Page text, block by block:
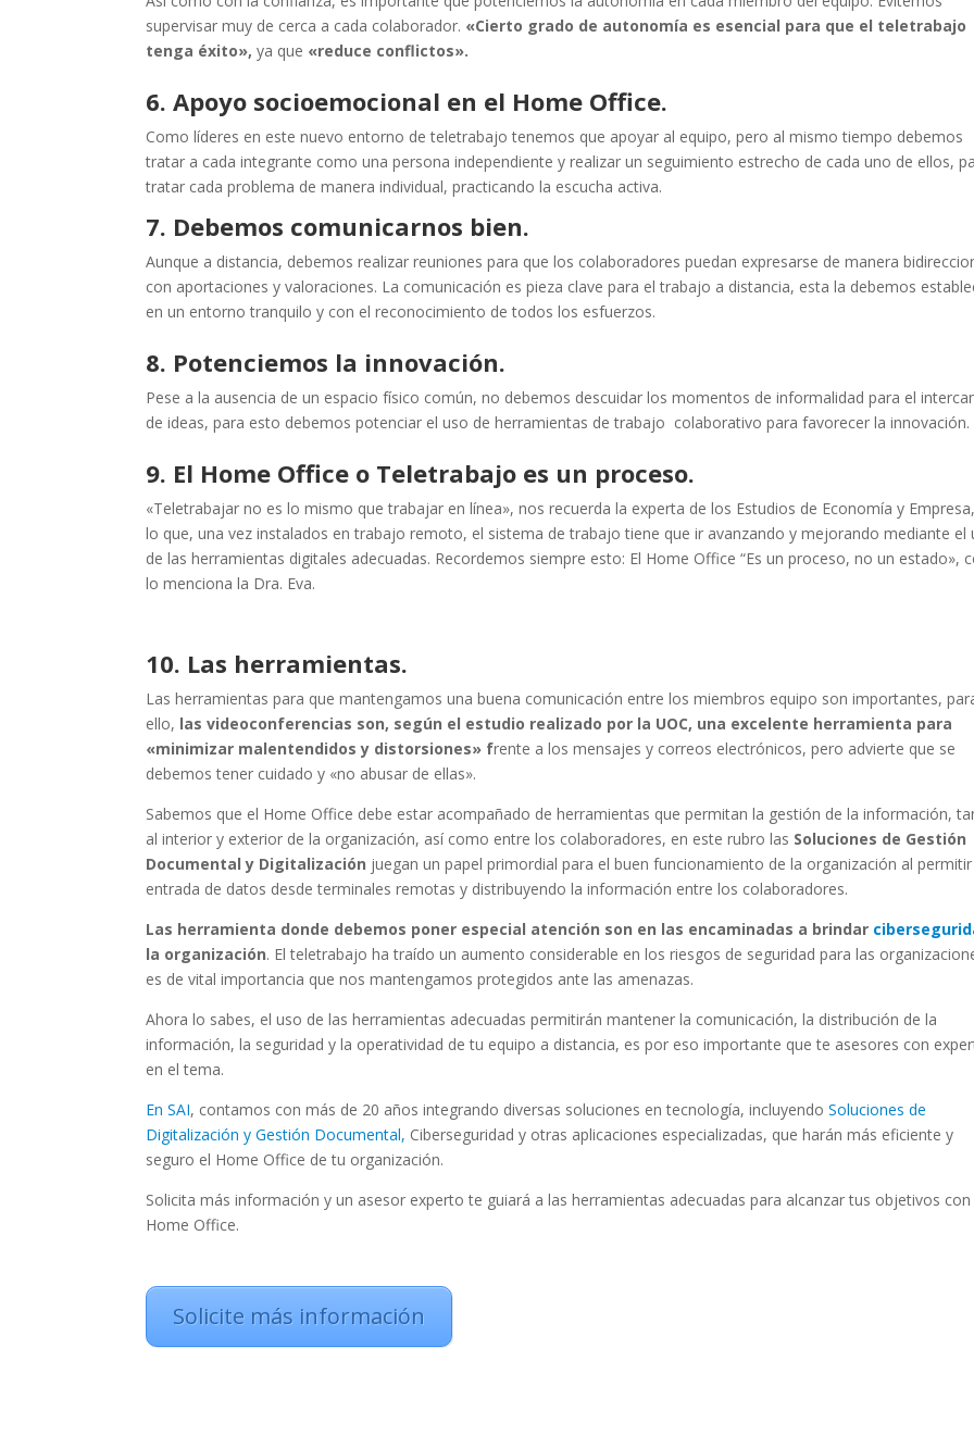
supervisar muy de cerca a cada colaborador. «Cierto grado de autonomía es esencial para que el teletrabajo
tenga éxito»,ya que «reduce conflictos».
6. Apoyo socioemocional en el Home Office.
Como líderes en este nuevo entorno de teletrabajo tenemos que apoyar al equipo, pero al mismo tiempo debemos
tratar a cada integrante como una persona independiente y realizar un seguimiento estrecho de cada uno de ellos,
tratar cada problema de manera individual, practicando la escucha activa.
7. Debemos comunicarnos bien.
Aunque a distancia, debemos realizar reuniones para que los colaboradores puedan expresarse de manera
con aportaciones y valoraciones. La comunicación es pieza clave para el trabajo a distancia, esta la debemos
en un entorno tranquilo y con el reconocimiento de todos los esfuerzos.
8. Potenciemos la innovación.
Pese a la ausencia de un espacio físico común, no debemos descuidar los momentos de informalidad para el
de ideas, para esto debemos potenciar el uso de herramientas de trabajo colaborativo para favorecer la innovación.
9. El Home Office o Teletrabajo es un proceso.
«Teletrabajar no es lo mismo que trabajar en línea», nos recuerda la experta de los Estudios de Economía y
lo que, una vez instalados en trabajo remoto, el sistema de trabajo tiene que ir avanzando y mejorando mediante el
de las herramientas digitales adecuadas. Recordemos siempre esto: El Home Office “Es un proceso, no un estado»,
lo menciona la Dra. Eva.
10. Las herramientas.
Las herramientas para que mantengamos una buena comunicación entre los miembros equipo son importantes,
ello, las videoconferencias son, según el estudio realizado por la UOC, una excelente herramienta para
«minimizar malentendidos y distorsiones» frente a los mensajes y correos electrónicos, pero advierte que se
debemos tener cuidado y «no abusar de ellas».
Sabemos que el Home Office debe estar acompañado de herramientas que permitan la gestión de la información,
al interior y exterior de la organización, así como entre los colaboradores, en este rubro las Soluciones de Gestión
Documental y Digitalización juegan un papel primordial para el buen funcionamiento de la organización al permitir
entrada de datos desde terminales remotas y distribuyendo la información entre los colaboradores.
Las herramienta donde debemos poner especial atención son en las encaminadas a brindar
la organización. El teletrabajo ha traído un aumento considerable en los riesgos de seguridad para las
es de vital importancia que nos mantengamos protegidos ante las amenazas.
Ahora lo sabes, el uso de las herramientas adecuadas permitirán mantener la comunicación, la distribución de la
información, la seguridad y la operatividad de tu equipo a distancia, es por eso importante que te asesores con
en el tema.
En SAI, contamos con más de 20 años integrando diversas soluciones en tecnología, incluyendoSoluciones de
Digitalización y Gestión Documental, Ciberseguridady otras aplicaciones especializadas, que harán más eficiente y
seguro el Home Office de tu organización.
Solicita más información y un asesor experto te guiará a las herramientas adecuadas para alcanzar tus objetivos con
Home Office.
Solicite más información